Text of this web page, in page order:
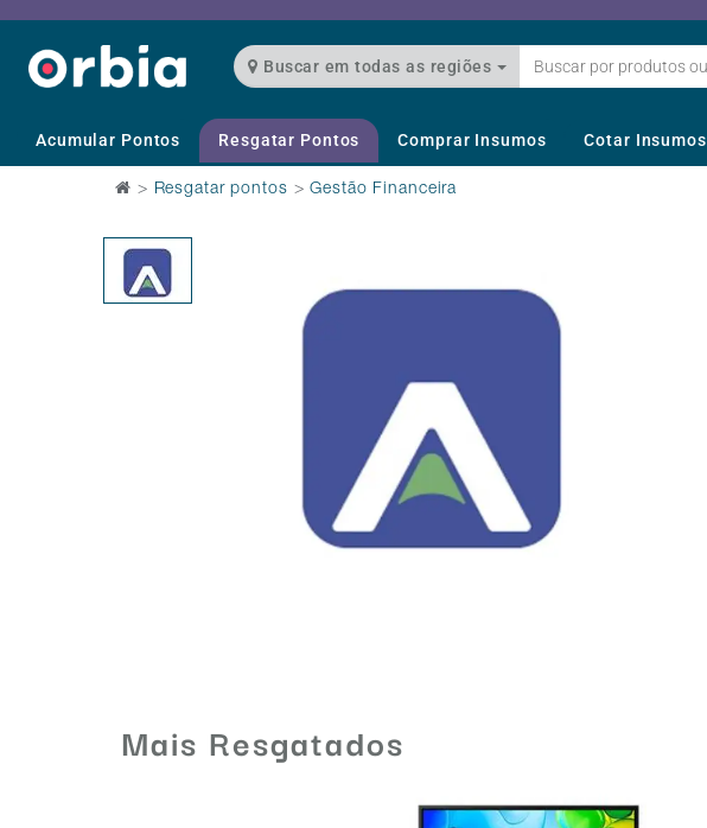
Buscar em todas as regiões
Acumular Pontos Resgatar Pontos Comprar Insumos Cotar Insumos
> Resgatar pontos >Gestão Financeira
Mais Resgatados